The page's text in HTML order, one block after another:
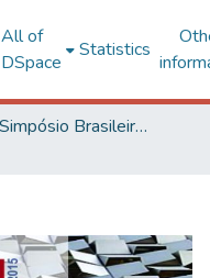
All of
DSpace
Statistics
SBQP - Simpósio Brasileiro de Qualidade do Projeto no Ambiente Construído